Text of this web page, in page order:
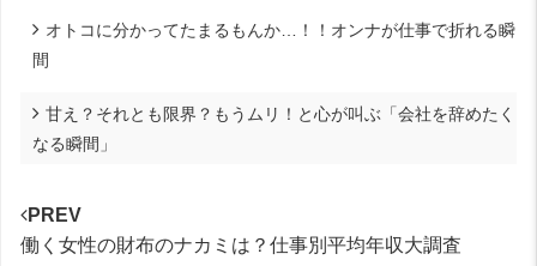
オトコに分かってたまるもんか…！！オンナが仕事で折れる瞬
間
甘え？それとも限界？もうムリ！と心が叫ぶ「会社を辞めたく
なる瞬間」
PREV
働く女性の財布のナカミは？仕事別平均年収大調査